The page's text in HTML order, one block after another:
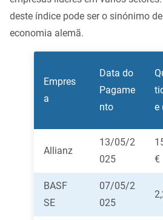
deste índice pode ser o sinónimo
economia alemã.
Empres
a
Data do
Pagame
nto
e
Allianz
13/05/2
025
€
BASF
SE
07/05/2
025